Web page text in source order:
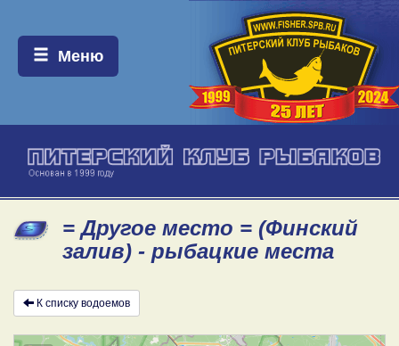
Меню:
Меню
= Другое место = (Финский
залив) - рыбацкие места
К списку водоемов